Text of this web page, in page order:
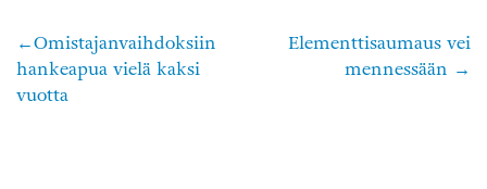
Artikkelien
selaus
Omistajanvaihdoksiin
hankeapua vielä kaksi
vuotta
Elementtisaumaus vei
mennessään